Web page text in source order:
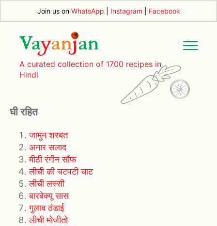
Join us on WhatsApp Instagram Facebook
A curated collection of 1700 recipes in
Hindi
घी रहित
जामुन शरबत
अनार सलाद
मीठी रंगीन सौंफ
लीची की चटपटी चाट
लीची लस्सी
बारबेक्यू सास
गुलाब ठंडाई
लीची मोजीतो